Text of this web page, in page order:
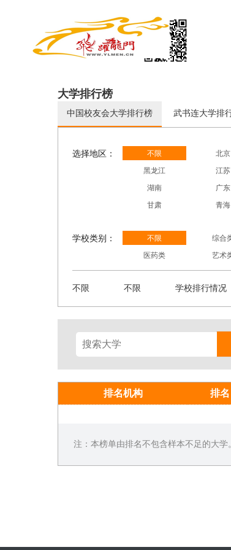
大学排行榜
中国校友会大学排行榜 武书连大学排
选择地区： 不限 北京
黑龙江
江苏
湖南
广东
甘肃
青海
学校类别： 不限 综合
医药类
艺术
不限 不限 学校排行情况
排名机构 排名
注：本榜单由排名不包含样本不足的大学